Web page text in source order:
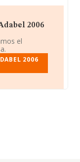
2006
el
2006